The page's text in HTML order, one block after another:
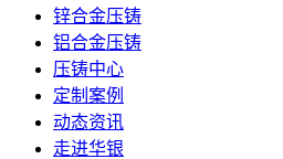
锌合金压铸
铝合金压铸
压铸中心
定制案例
动态资讯
走进华银